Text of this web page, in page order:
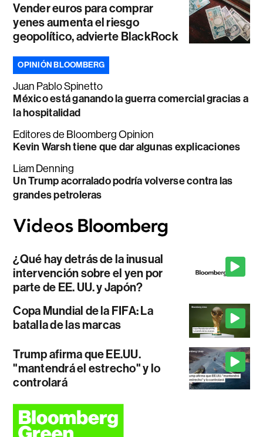
Vender euros para comprar
yenes aumenta el riesgo
geopolítico, advierte BlackRock
OPINIÓN BLOOMBERG
Juan Pablo Spinetto
México está ganando la guerra comercial gracias a
la hospitalidad
Editores de Bloomberg Opinion
Kevin Warsh tiene que dar algunas explicaciones
Liam Denning
Un Trump acorralado podría volverse contra las
grandes petroleras
¿Qué hay detrás de la inusual
intervención sobre el yen por
parte de EE. UU. y Japón?
Copa Mundial de la FIFA: La
batalla de las marcas
Trump afirma que EE.UU.
"mantendrá el estrecho" y lo
controlará